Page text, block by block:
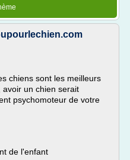
chiens sont les meilleurs
un chien serait
psychomoteur de votre
de l'enfant